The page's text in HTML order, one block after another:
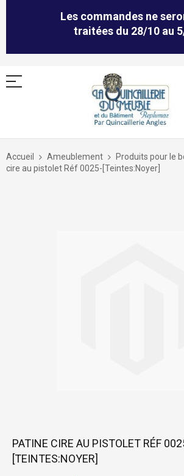
Les commandes ne
traitées du 28/10 au
Allez
contenu
Accueil Ameublement Produits pour le
cire au pistolet Réf 0025-[Teintes:Noyer]
Skip
the
PATINE CIRE AU PISTOLET RÉF
[TEINTES:NOYER]